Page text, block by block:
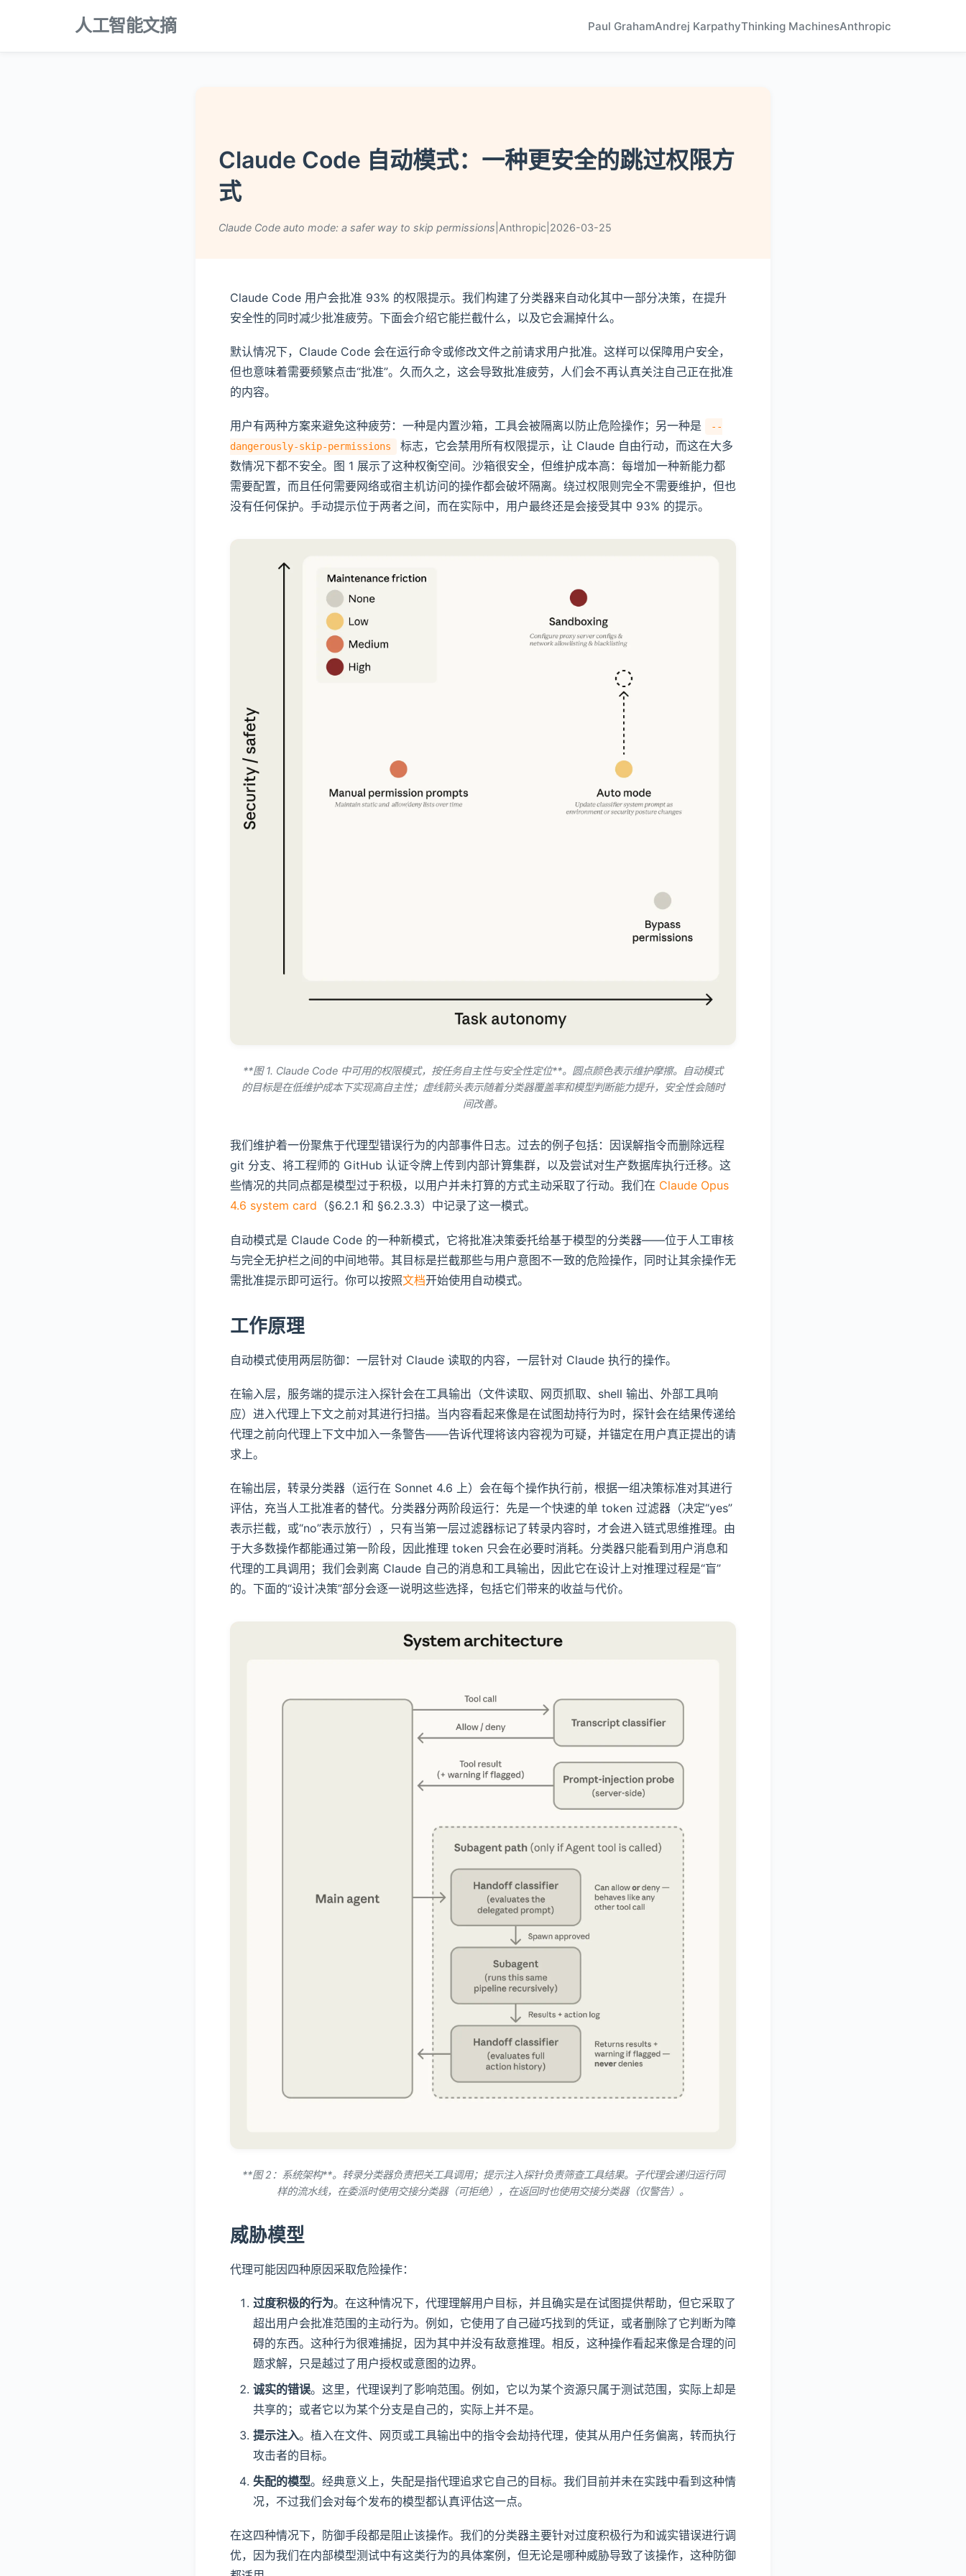
人工智能文摘 Paul GrahamAndrej KarpathyThinking MachinesAnthropic
Claude Code 自动模式：一种更安全的跳过权限方
式
Claude Code auto mode: a safer way to skip permissions Anthropic 2026-03-25
Claude Code 用户会批准 93% 的权限提示。我们构建了分类器来自动化其中一部分决策，在提升
安全性的同时减少批准疲劳。下面会介绍它能拦截什么，以及它会漏掉什么。
默认情况下，Claude Code 会在运行命令或修改文件之前请求用户批准。这样可以保障用户安全，
但也意味着需要频繁点击“批准”。久而久之，这会导致批准疲劳，人们会不再认真关注自己正在批准
的内容。
用户有两种方案来避免这种疲劳：一种是内置沙箱，工具会被隔离以防止危险操作；另一种是
--
dangerously-skip-permissions
标志，它会禁用所有权限提示，让 Claude 自由行动，而这在大多
数情况下都不安全。图 1 展示了这种权衡空间。沙箱很安全，但维护成本高：每增加一种新能力都
需要配置，而且任何需要网络或宿主机访问的操作都会破坏隔离。绕过权限则完全不需要维护，但也
没有任何保护。手动提示位于两者之间，而在实际中，用户最终还是会接受其中 93% 的提示。
**图 1. Claude Code 中可用的权限模式，按任务自主性与安全性定位**。圆点颜色表示维护摩擦。自动模式
的目标是在低维护成本下实现高自主性；虚线箭头表示随着分类器覆盖率和模型判断能力提升，安全性会随时
间改善。
我们维护着一份聚焦于代理型错误行为的内部事件日志。过去的例子包括：因误解指令而删除远程
git 分支、将工程师的 GitHub 认证令牌上传到内部计算集群，以及尝试对生产数据库执行迁移。这
些情况的共同点都是模型过于积极，以用户并未打算的方式主动采取了行动。我们在 Claude Opus
4.6 system card （§6.2.1 和 §6.2.3.3）中记录了这一模式。
自动模式是 Claude Code 的一种新模式，它将批准决策委托给基于模型的分类器——位于人工审核
与完全无护栏之间的中间地带。其目标是拦截那些与用户意图不一致的危险操作，同时让其余操作无
需批准提示即可运行。你可以按照文档开始使用自动模式。
工作原理
自动模式使用两层防御：一层针对 Claude 读取的内容，一层针对 Claude 执行的操作。
在输入层，服务端的提示注入探针会在工具输出（文件读取、网页抓取、shell 输出、外部工具响
应）进入代理上下文之前对其进行扫描。当内容看起来像是在试图劫持行为时，探针会在结果传递给
代理之前向代理上下文中加入一条警告——告诉代理将该内容视为可疑，并锚定在用户真正提出的请
求上。
在输出层，转录分类器（运行在 Sonnet 4.6 上）会在每个操作执行前，根据一组决策标准对其进行
评估，充当人工批准者的替代。分类器分两阶段运行：先是一个快速的单 token 过滤器（决定“yes”
表示拦截，或“no”表示放行），只有当第一层过滤器标记了转录内容时，才会进入链式思维推理。由
于大多数操作都能通过第一阶段，因此推理 token 只会在必要时消耗。分类器只能看到用户消息和
代理的工具调用；我们会剥离 Claude 自己的消息和工具输出，因此它在设计上对推理过程是“盲”
的。下面的“设计决策”部分会逐一说明这些选择，包括它们带来的收益与代价。
**图 2：系统架构**。转录分类器负责把关工具调用；提示注入探针负责筛查工具结果。子代理会递归运行同
样的流水线，在委派时使用交接分类器（可拒绝），在返回时也使用交接分类器（仅警告）。
威胁模型
代理可能因四种原因采取危险操作：
过度积极的行为。在这种情况下，代理理解用户目标，并且确实是在试图提供帮助，但它采取了
超出用户会批准范围的主动行为。例如，它使用了自己碰巧找到的凭证，或者删除了它判断为障
碍的东西。这种行为很难捕捉，因为其中并没有敌意推理。相反，这种操作看起来像是合理的问
题求解，只是越过了用户授权或意图的边界。
诚实的错误。这里，代理误判了影响范围。例如，它以为某个资源只属于测试范围，实际上却是
共享的；或者它以为某个分支是自己的，实际上并不是。
提示注入。植入在文件、网页或工具输出中的指令会劫持代理，使其从用户任务偏离，转而执行
攻击者的目标。
失配的模型。经典意义上，失配是指代理追求它自己的目标。我们目前并未在实践中看到这种情
况，不过我们会对每个发布的模型都认真评估这一点。
在这四种情况下，防御手段都是阻止该操作。我们的分类器主要针对过度积极行为和诚实错误进行调
优，因为我们在内部模型测试中有这类行为的具体案例，但无论是哪种威胁导致了该操作，这种防御